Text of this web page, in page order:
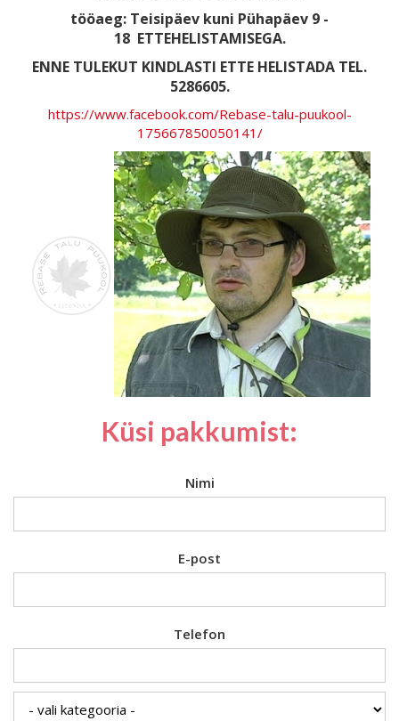
tööaeg: Teisipäev kuni Pühapäev 9 -
18 ETTEHELISTAMISEGA.
ENNE TULEKUT KINDLASTI ETTE HELISTADA TEL.
5286605.
https://www.facebook.com/Rebase-talu-puukool-
175667850050141/
Küsi pakkumist:
Nimi
E-post
Telefon